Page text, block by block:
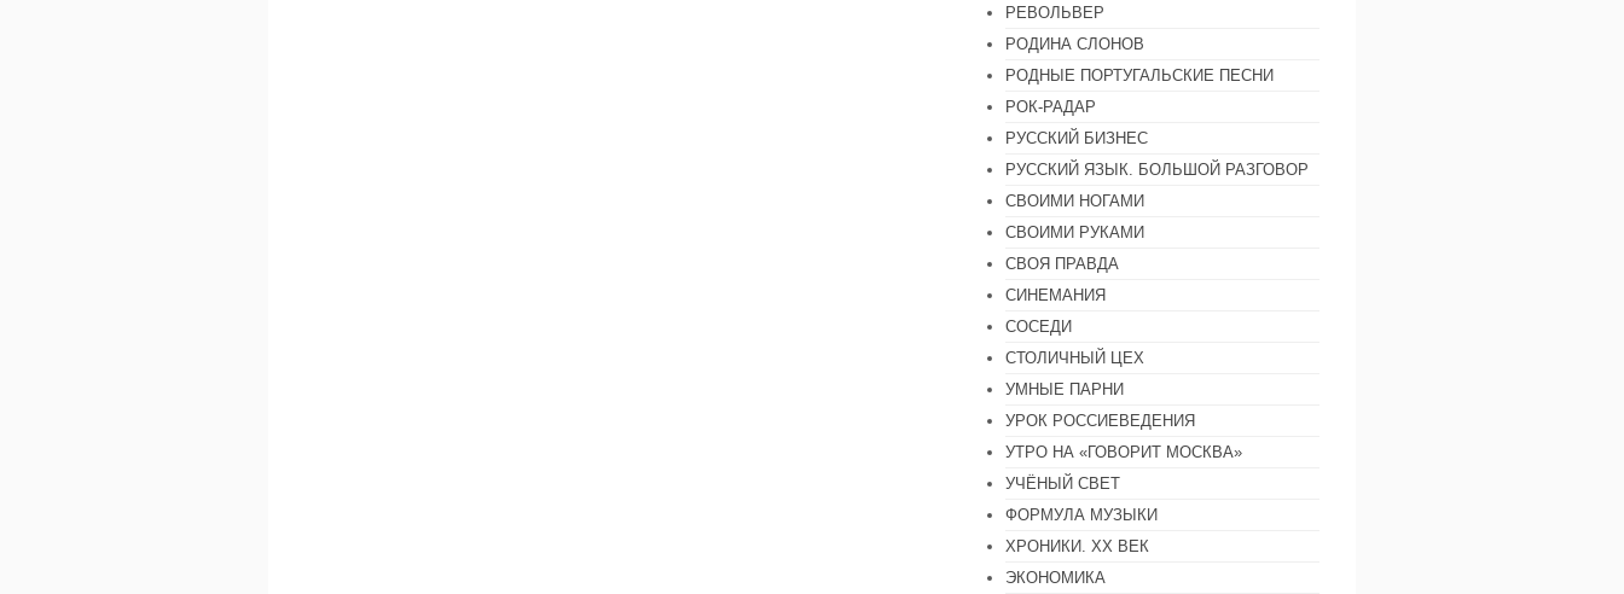
РЕВОЛЬВЕР
РОДИНА СЛОНОВ
РОДНЫЕ ПОРТУГАЛЬСКИЕ ПЕСНИ
РОК-РАДАР
РУССКИЙ БИЗНЕС
РУССКИЙ ЯЗЫК. БОЛЬШОЙ РАЗГОВОР
СВОИМИ НОГАМИ
СВОИМИ РУКАМИ
СВОЯ ПРАВДА
СИНЕМАНИЯ
СОСЕДИ
СТОЛИЧНЫЙ ЦЕХ
УМНЫЕ ПАРНИ
УРОК РОССИЕВЕДЕНИЯ
УТРО НА «ГОВОРИТ МОСКВА»
УЧЁНЫЙ СВЕТ
ФОРМУЛА МУЗЫКИ
ХРОНИКИ. ХХ ВЕК
ЭКОНОМИКА